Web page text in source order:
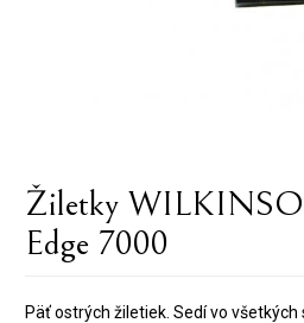
Žiletky
Edge 7000
Päť ostrých žiletiek. Sedí vo